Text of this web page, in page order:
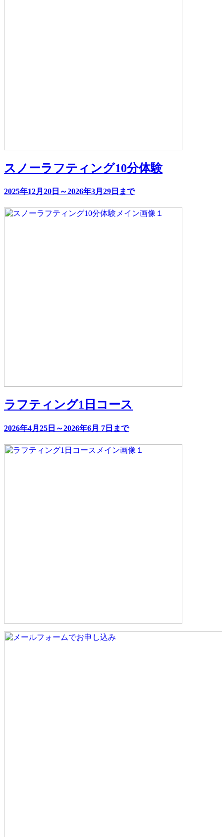
スノーラフティング10分体験
2025年12月20日～2026年3月29日まで
ラフティング1日コース
2026年4月25日～2026年6月 7日まで